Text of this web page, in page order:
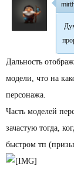
Дальность
модели, что на
персонажа.
Часть моделей
зачастую тогда,
быстром тп